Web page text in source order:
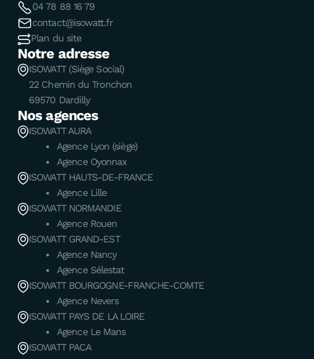
04 78 88 16 79
contact@isowatt.fr
Plan du site
Notre adresse
ISOWATT (Siège Social)
22 Chemin du Tronchon
69570 Dardilly
Nos agences
ISOWATT AURA
Agence Lyon (siège)
Agence Oyonnax
ISOWATT HAUTS-DE-FRANCE
Agence Lille
ISOWATT NORMANDIE
Agence Rouen
ISOWATT GRAND-EST
Agence Nancy
Agence Sélestat
ISOWATT BOURGOGNE-FRANCHE-COMTE
Agence Nevers
ISOWATT PAYS DE LA LOIRE
Agence Le Mans
ISOWATT PACA